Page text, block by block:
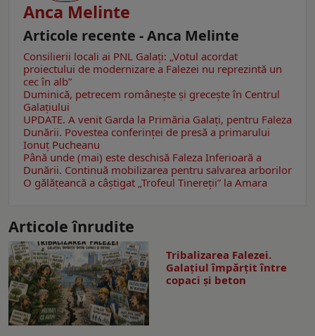
Anca Melinte
Articole recente - Anca Melinte
Consilierii locali ai PNL Galaţi: „Votul acordat
proiectului de modernizare a Falezei nu reprezintă un
cec în alb”
Duminică, petrecem româneşte şi greceşte în Centrul
Galaţiului
UPDATE. A venit Garda la Primăria Galaţi, pentru Faleza
Dunării. Povestea conferinţei de presă a primarului
Ionuţ Pucheanu
Până unde (mai) este deschisă Faleza Inferioară a
Dunării. Continuă mobilizarea pentru salvarea arborilor
O gălăţeancă a câştigat „Trofeul Tinereții” la Amara
Articole înrudite
Tribalizarea Falezei.
Galațiul împărțit între
copaci și beton